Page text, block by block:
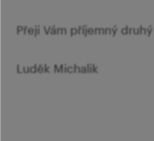
Přeji Vám příjemný
Luděk Michalik